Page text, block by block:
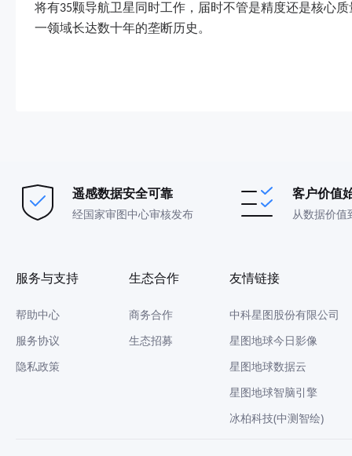
将有35颗导航卫星同时工作，届时不管是精度还是核心
一领域长达数十年的垄断历史。
遥感数据安全可靠
经国家审图中心审核发布
客户价值
从数据价值
服务与支持
帮助中心
服务协议
隐私政策
生态合作
商务合作
生态招募
友情链接
中科星图股份有限公司
星图地球今日影像
星图地球数据云
星图地球智脑引擎
冰柏科技(中测智绘)